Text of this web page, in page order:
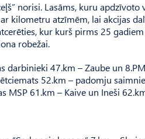
norisi. Lasāms, kuru apdzīvoto
kilometru atzīmēm, lai akcijas
kur kurš pirms 25
robežai.
darbinieki 47.km – Zaube un
52.km – padomju
MSP 61.km – Kaive un Ineši